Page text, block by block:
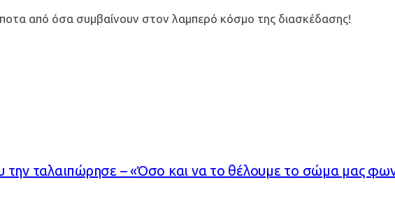
από όσα συμβαίνουν στον λαμπερό κόσμο της διασκέδασης!
ταλαιπώρησε – «Όσο και να το θέλουμε το σώμα μας